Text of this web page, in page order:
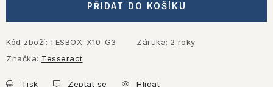
PŘIDAT DO KOŠÍKU
Kód zboží: TESBOX-X10-G3 Záruka: 2 roky
Značka: Tesseract
Tisk Zeptat se Hlídat